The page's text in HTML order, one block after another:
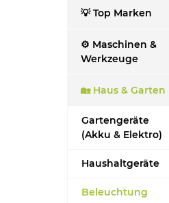
💡 Top Marken
⚙️ Maschinen &
Werkzeuge
🏡 Haus & Garten
Gartengeräte
(Akku & Elektro)
Haushaltgeräte
Beleuchtung